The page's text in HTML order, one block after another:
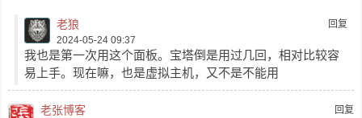
回复
老狼
2024-05-24 09:37
我也是第一次用这个面板。宝塔倒是用过几回，相对比较容
易上手。现在嘛，也是虚拟主机，又不是不能用
回复
老张博客